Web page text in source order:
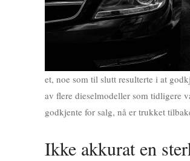
et, noe som til slutt resulterte i at
av flere dieselmodeller som tidligere
godkjente for salg, nå er trukket
Ikke akkurat en